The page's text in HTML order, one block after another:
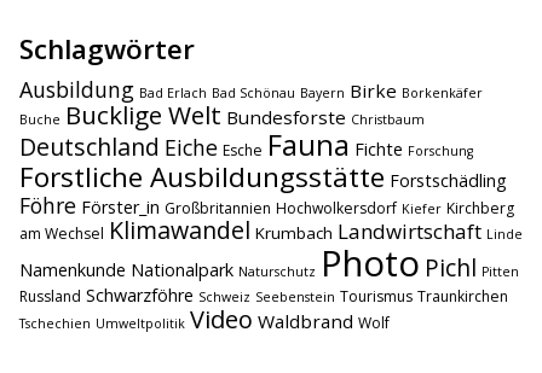
Schlagwörter
Ausbildung Bad Erlach Bad Schönau Bayern Birke Borkenkäfer
Buche Bucklige Welt Bundesforste Christbaum
Deutschland Eiche Esche Fauna Fichte Forschung
Forstliche Ausbildungsstätte Forstschädling
Föhre Förster_in Großbritannien Hochwolkersdorf Kiefer Kirchberg
am Wechsel Klimawandel Krumbach Landwirtschaft Linde
Namenkunde Nationalpark Naturschutz Photo Pichl Pitten
Russland Schwarzföhre Schweiz Seebenstein Tourismus Traunkirchen
Tschechien Umweltpolitik Video Waldbrand Wolf